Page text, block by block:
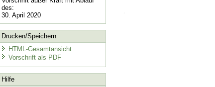
des:
30. April 2020
Drucken/Speichern
HTML-Gesamtansicht
Vorschrift als PDF
Hilfe